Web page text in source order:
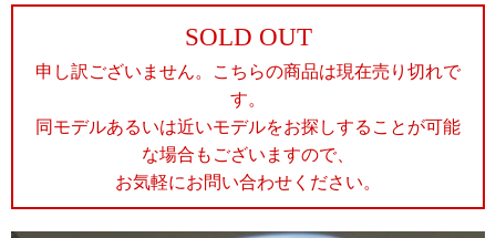
SOLD OUT
申し訳ございません。こちらの商品は現在売り切れで
す。
同モデルあるいは近いモデルをお探しすることが可能
な場合もございますので、
お気軽にお問い合わせください。